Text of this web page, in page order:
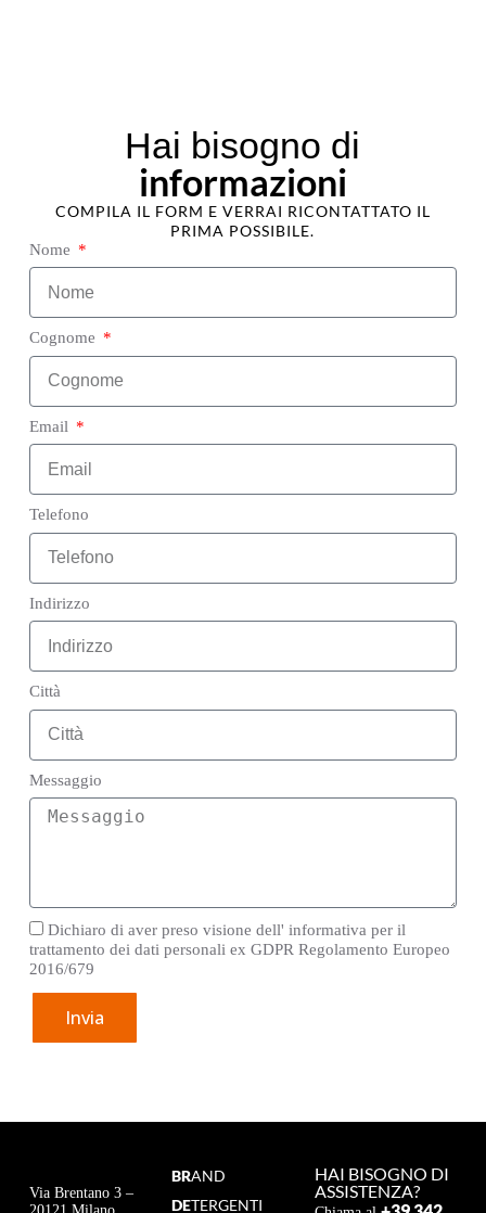
Hai bisogno di
informazioni
COMPILA IL FORM E VERRAI RICONTATTATO IL
PRIMA POSSIBILE.
Nome
Cognome
Email
Telefono
Indirizzo
Città
Messaggio
Dichiaro di aver preso visione dell' informativa per il
trattamento dei dati personali ex GDPR Regolamento Europeo
2016/679
Invia
Via Brentano 3 –
BRAND
DETERGENTI
HAI BISOGNO DI
ASSISTENZA?